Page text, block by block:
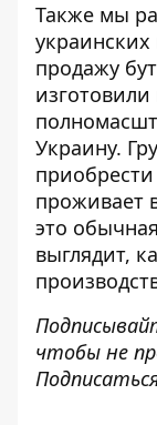
Также мы
украинских
продажу
Украину.
приобрести
проживает
это
выглядит,
чтобы не